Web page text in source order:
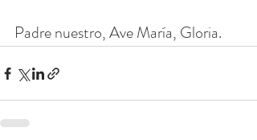
Padre nuestro, Ave María, Gloria.